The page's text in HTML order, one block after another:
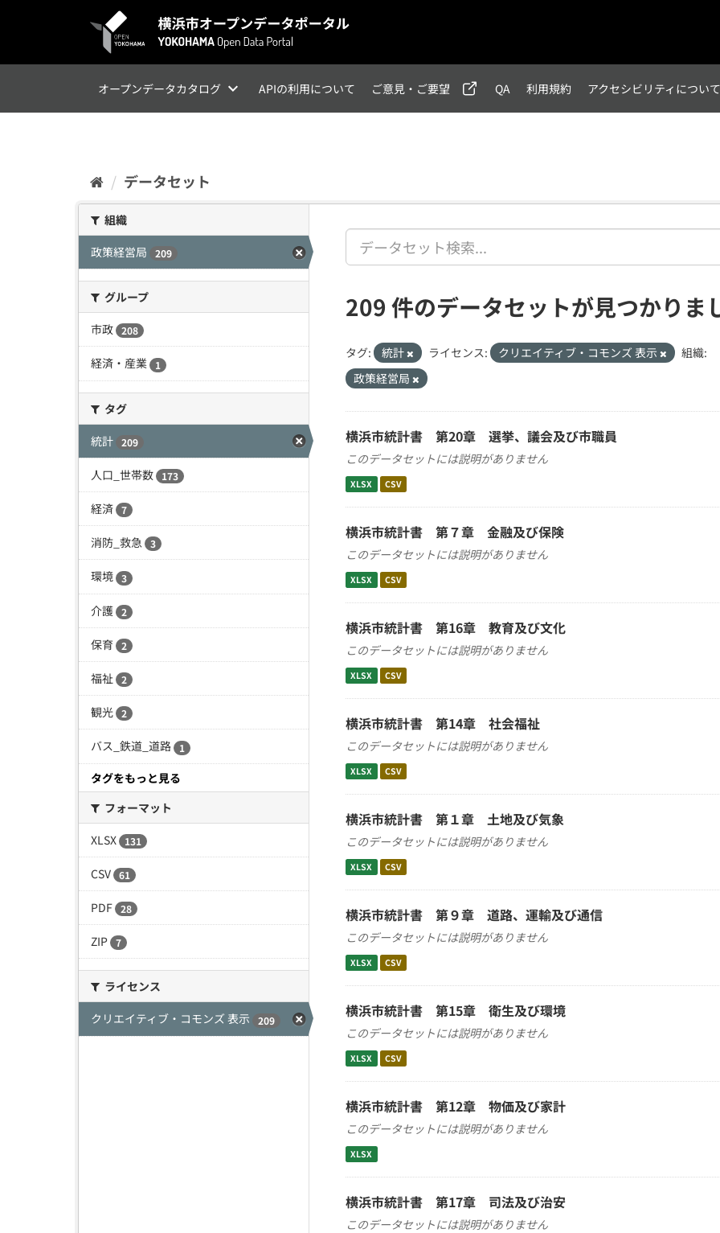
オープンデータカタログ APIの利用について ご意見・ご要望 QA 利用規約 アクセシビリティについて
データセット
組織
政策経営局
209
グループ
市政 208
経済・産業 1
タグ
統計 209
人口_世帯数 173
経済 7
消防_救急 3
環境 3
介護 2
保育 2
福祉 2
観光 2
バス_鉄道_道路 1
タグをもっと見る
フォーマット
XLSX
131
CSV 61
PDF 28
ZIP 7
ライセンス
クリエイティブ・コモンズ 表示
209
209 件のデータセットが見つかりま
タグ: 統計 ライセンス: クリエイティブ・コモンズ 表示
組織:
政策経営局
横浜市統計書 第20章 選挙、議会及び市職員
このデータセットには説明がありません
XLSX CSV
横浜市統計書 第７章 金融及び保険
このデータセットには説明がありません
XLSX CSV
横浜市統計書 第16章 教育及び文化
このデータセットには説明がありません
XLSX CSV
横浜市統計書 第14章 社会福祉
このデータセットには説明がありません
XLSX CSV
横浜市統計書 第１章 土地及び気象
このデータセットには説明がありません
XLSX CSV
横浜市統計書 第９章 道路、運輸及び通信
このデータセットには説明がありません
XLSX CSV
横浜市統計書 第15章 衛生及び環境
このデータセットには説明がありません
XLSX CSV
横浜市統計書 第12章 物価及び家計
このデータセットには説明がありません
XLSX
横浜市統計書 第17章 司法及び治安
このデータセットには説明がありません